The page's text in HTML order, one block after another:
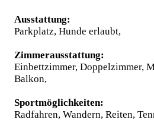
Ausstattung:
Parkplatz, Hunde erlaubt,
Zimmerausstattung:
Einbettzimmer, Doppelzimmer,
Balkon,
Sportmöglichkeiten:
Radfahren, Wandern, Reiten,